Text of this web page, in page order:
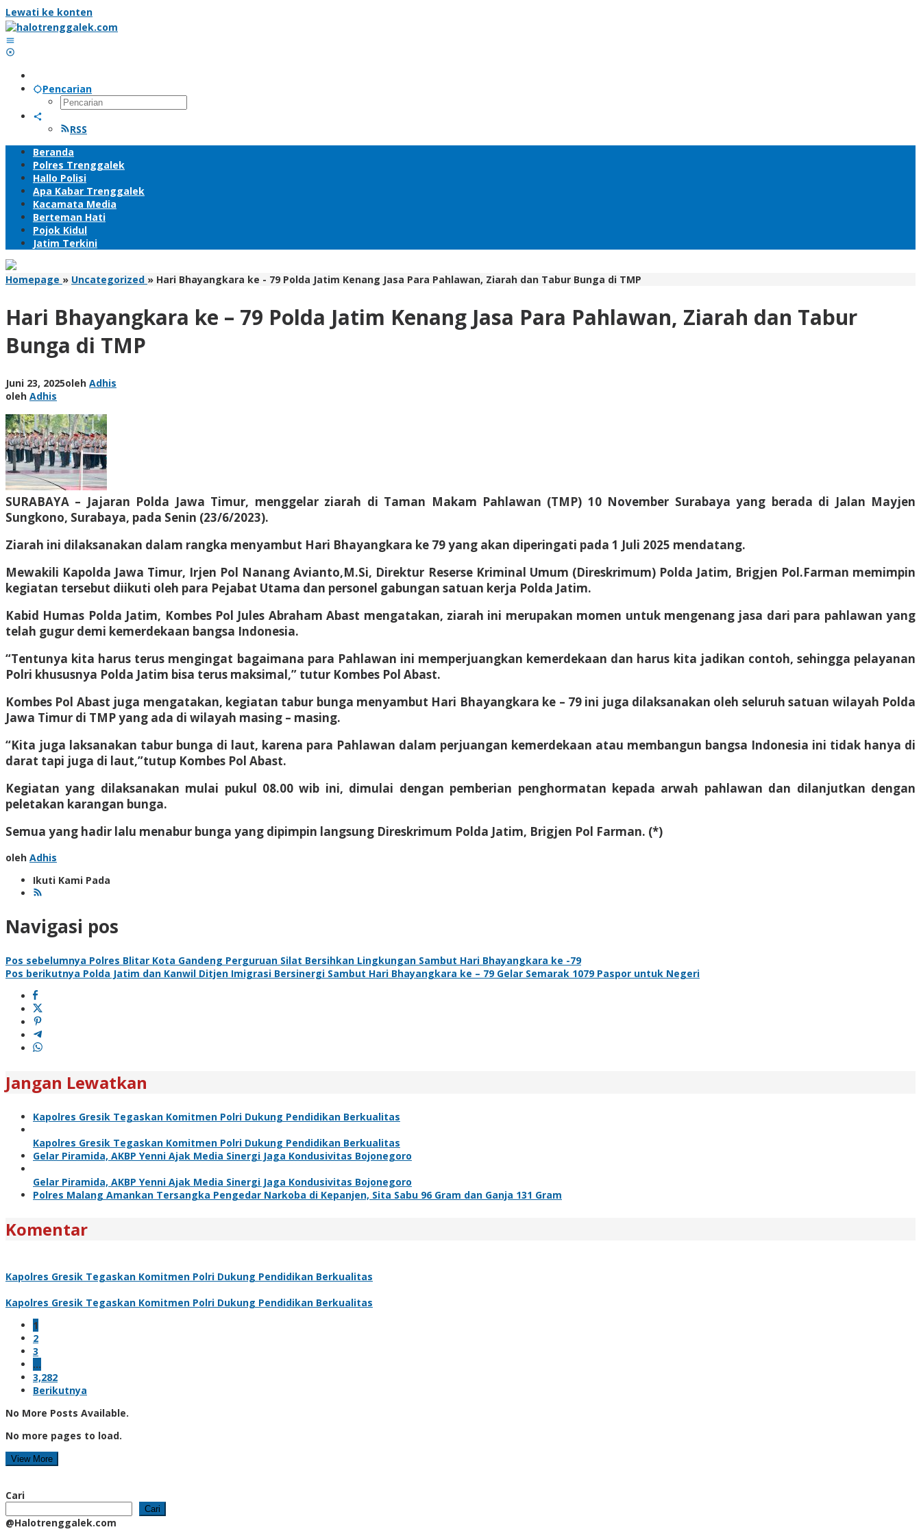
Lewati ke konten
Pencarian
RSS
Beranda
Polres Trenggalek
Hallo Polisi
Apa Kabar Trenggalek
Kacamata Media
Berteman Hati
Pojok Kidul
Jatim Terkini
Homepage » Uncategorized » Hari Bhayangkara ke - 79 Polda Jatim Kenang Jasa Para Pahlawan, Ziarah dan Tabur Bunga di TMP
Hari Bhayangkara ke – 79 Polda Jatim Kenang Jasa Para Pahlawan, Ziarah dan Tabur
Bunga di TMP
Juni 23, 2025oleh Adhis
oleh Adhis
SURABAYA – Jajaran Polda Jawa Timur, menggelar ziarah di Taman Makam Pahlawan (TMP) 10 November Surabaya yang berada di Jalan Mayjen
Sungkono, Surabaya, pada Senin (23/6/2023).
Ziarah ini dilaksanakan dalam rangka menyambut Hari Bhayangkara ke 79 yang akan diperingati pada 1 Juli 2025 mendatang.
Mewakili Kapolda Jawa Timur, Irjen Pol Nanang Avianto,M.Si, Direktur Reserse Kriminal Umum (Direskrimum) Polda Jatim, Brigjen Pol.Farman memimpin
kegiatan tersebut diikuti oleh para Pejabat Utama dan personel gabungan satuan kerja Polda Jatim.
Kabid Humas Polda Jatim, Kombes Pol Jules Abraham Abast mengatakan, ziarah ini merupakan momen untuk mengenang jasa dari para pahlawan yang
telah gugur demi kemerdekaan bangsa Indonesia.
“Tentunya kita harus terus mengingat bagaimana para Pahlawan ini memperjuangkan kemerdekaan dan harus kita jadikan contoh, sehingga pelayanan
Polri khususnya Polda Jatim bisa terus maksimal,” tutur Kombes Pol Abast.
Kombes Pol Abast juga mengatakan, kegiatan tabur bunga menyambut Hari Bhayangkara ke – 79 ini juga dilaksanakan oleh seluruh satuan wilayah Polda
Jawa Timur di TMP yang ada di wilayah masing – masing.
“Kita juga laksanakan tabur bunga di laut, karena para Pahlawan dalam perjuangan kemerdekaan atau membangun bangsa Indonesia ini tidak hanya di
darat tapi juga di laut,”tutup Kombes Pol Abast.
Kegiatan yang dilaksanakan mulai pukul 08.00 wib ini, dimulai dengan pemberian penghormatan kepada arwah pahlawan dan dilanjutkan dengan
peletakan karangan bunga.
Semua yang hadir lalu menabur bunga yang dipimpin langsung Direskrimum Polda Jatim, Brigjen Pol Farman. (*)
oleh Adhis
Ikuti Kami Pada
Navigasi pos
Pos sebelumnya Polres Blitar Kota Gandeng Perguruan Silat Bersihkan Lingkungan Sambut Hari Bhayangkara ke -79
Pos berikutnya Polda Jatim dan Kanwil Ditjen Imigrasi Bersinergi Sambut Hari Bhayangkara ke – 79 Gelar Semarak 1079 Paspor untuk Negeri
Jangan Lewatkan
Kapolres Gresik Tegaskan Komitmen Polri Dukung Pendidikan Berkualitas
Kapolres Gresik Tegaskan Komitmen Polri Dukung Pendidikan Berkualitas
Gelar Piramida, AKBP Yenni Ajak Media Sinergi Jaga Kondusivitas Bojonegoro
Gelar Piramida, AKBP Yenni Ajak Media Sinergi Jaga Kondusivitas Bojonegoro
Polres Malang Amankan Tersangka Pengedar Narkoba di Kepanjen, Sita Sabu 96 Gram dan Ganja 131 Gram
Komentar
Kapolres Gresik Tegaskan Komitmen Polri Dukung Pendidikan Berkualitas
Kapolres Gresik Tegaskan Komitmen Polri Dukung Pendidikan Berkualitas
1
2
3
…
3,282
Berikutnya
No More Posts Available.
No more pages to load.
View More
Cari
Cari
@Halotrenggalek.com